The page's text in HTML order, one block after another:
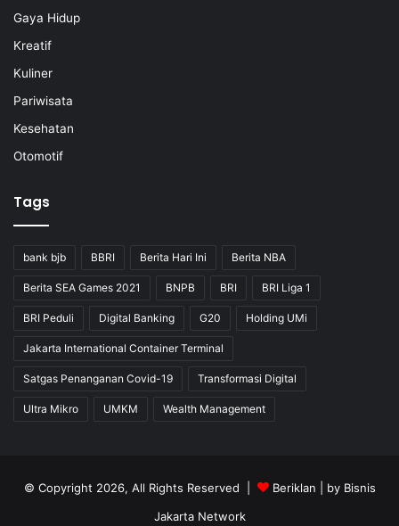
Gaya Hidup
Kreatif
Kuliner
Pariwisata
Kesehatan
Otomotif
Tags
bank bjb BBRI Berita Hari Ini Berita NBA
Berita SEA Games 2021 BNPB BRI BRI Liga 1
BRI Peduli Digital Banking G20 Holding UMi
Jakarta International Container Terminal
Satgas Penanganan Covid-19 Transformasi Digital
Ultra Mikro UMKM Wealth Management
© Copyright 2026, All Rights Reserved | Beriklan | by Bisnis
Jakarta Network